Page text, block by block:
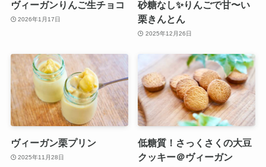
ヴィーガンりんご生チョコ
2026年1月17日
砂糖なし✨りんごで甘〜い
栗きんとん
2025年12月26日
ヴィーガン栗プリン
2025年11月28日
低糖質！さっくさくの大豆
クッキー＠ヴィーガン